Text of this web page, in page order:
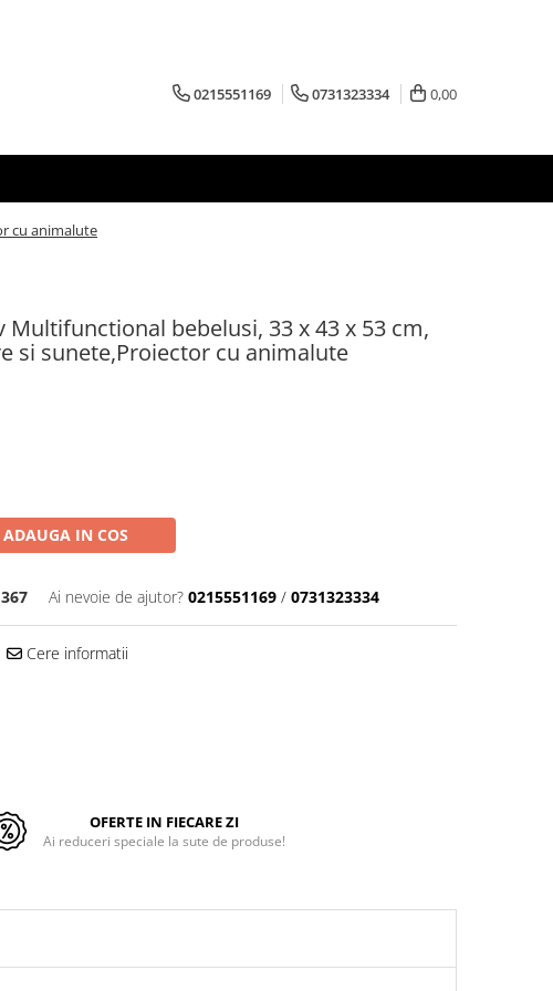
0215551169 0731323334 0,00
cu animalute
Multifunctional bebelusi, 33 x 43 x 53 cm,
si sunete,Proiector cu animalute
ADAUGA IN COS
Ai nevoie de ajutor? 0215551169 / 0731323334
Cere informatii
OFERTE IN FIECARE ZI
Ai reduceri speciale la sute de produse!